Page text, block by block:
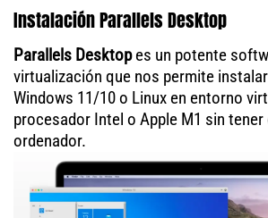
Instalación Parallels Desktop
Parallels Desktopes un potente
virtualización que nos permite
Windows 11/10 o Linux en entorno
procesador Intel o Apple M1 sin
ordenador.